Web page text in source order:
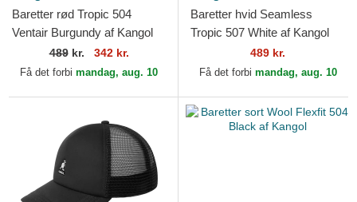
Baretter rød Tropic 504
Ventair Burgundy af Kangol
489kr. 342 kr.
Få det forbi mandag, aug. 10
Baretter hvid Seamless
Tropic 507 White af Kangol
489 kr.
Få det forbi mandag, aug. 10